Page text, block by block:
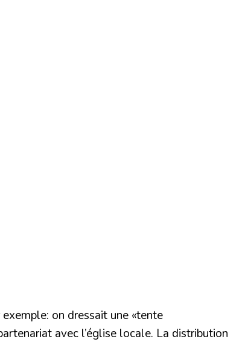
on dressait une «tente
avec l’église locale. La distribution